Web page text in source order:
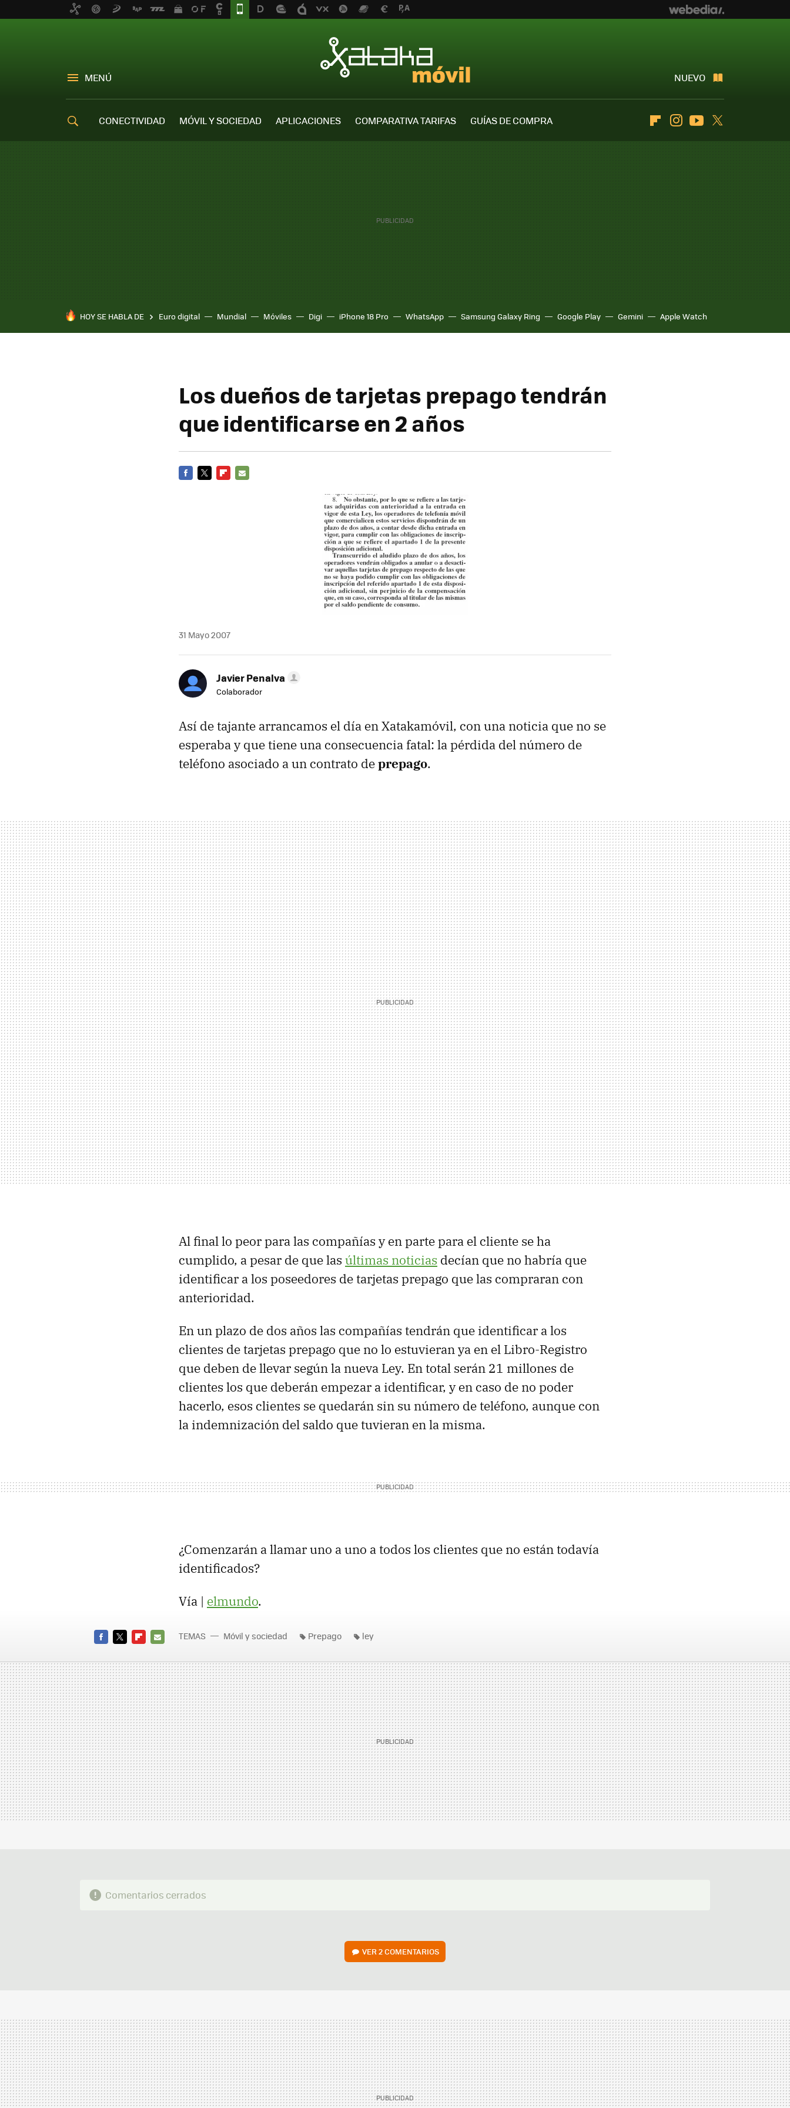
MENÚ NUEVO
CONECTIVIDAD MÓVIL Y SOCIEDAD APLICACIONES COMPARATIVA TARIFAS
GUÍAS DE COMPRA
FlipboardInstagramYoutube
HOY SE HABLA DE Euro digital Mundial Móviles Digi iPhone 18 Pro WhatsApp Samsung Galaxy Ring Google Play Gemini Apple Watch
Los dueños de tarjetas prepago tendrán
que identificarse en 2 años
31 Mayo 2007
Javier Penalva
Colaborador
Así de tajante arrancamos el día en Xatakamóvil, con una noticia que no se
esperaba y que tiene una consecuencia fatal: la pérdida del número de
teléfono asociado a un contrato deprepago.
Al final lo peor para las compañías y en parte para el cliente se ha
cumplido, a pesar de que las últimas noticias decían que no habría que
identificar a los poseedores de tarjetas prepago que las compraran con
anterioridad.
En un plazo de dos años las compañías tendrán que identificar a los
clientes de tarjetas prepago que no lo estuvieran ya en el Libro-Registro
que deben de llevar según la nueva Ley. En total serán 21 millones de
clientes los que deberán empezar a identificar, y en caso de no poder
hacerlo, esos clientes se quedarán sin su número de teléfono, aunque con
la indemnización del saldo que tuvieran en la misma.
¿Comenzarán a llamar uno a uno a todos los clientes que no están todavía
identificados?
Vía | elmundo.
MAIL
TEMAS Móvil y sociedad Prepago ley
Comentarios cerrados
VER2 COMENTARIOS